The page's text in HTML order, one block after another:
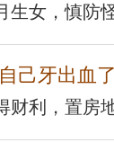
生女，慎防
自己牙出血了
财利，置房地